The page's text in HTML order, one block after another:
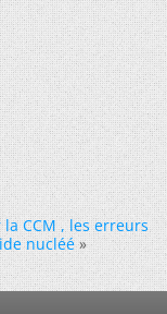
CCM , les erreurs
nucléé »